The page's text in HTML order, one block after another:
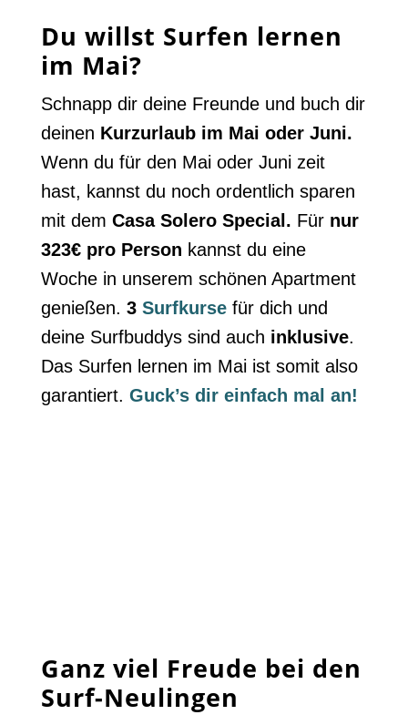
Du willst Surfen lernen
im Mai?
Schnapp dir deine Freunde und buch dir
deinen Kurzurlaub im Mai oder Juni.
Wenn du für den Mai oder Juni zeit
hast, kannst du noch ordentlich sparen
mit dem Casa Solero Special. Für nur
323€ pro Person kannst du eine
Woche in unserem schönen Apartment
genießen. 3 Surfkursefür dich und
deine Surfbuddys sind auch inklusive.
Das Surfen lernen im Mai ist somit also
garantiert. Guck’s dir einfach mal an!
Ganz viel Freude bei den
Surf-Neulingen